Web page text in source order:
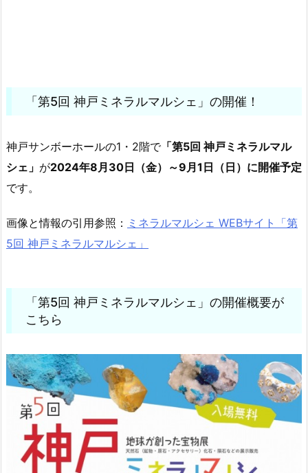
「第5回 神戸ミネラルマルシェ」の開催！
神戸サンボーホールの1・2階で「第5回 神戸ミネラルマル
シェ」 が2024年8月30日（金）～9月1日（日）に開催予定
です。
画像と情報の引用参照： ミネラルマルシェ WEBサイト「第
5回 神戸ミネラルマルシェ」
「第5回 神戸ミネラルマルシェ」の開催概要が
こちら